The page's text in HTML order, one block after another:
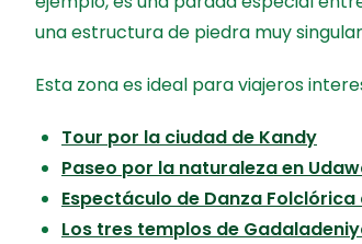
una estructura de piedra muy
Esta zona es ideal para viajeros
Tour por la ciudad de Kandy
Paseo por la naturaleza en
Espectáculo de Danza Folclórica
Los tres templos de